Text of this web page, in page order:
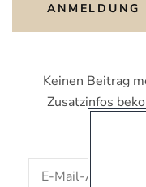
ANMELDUNG
Keinen Beitrag
Zusatzinfos